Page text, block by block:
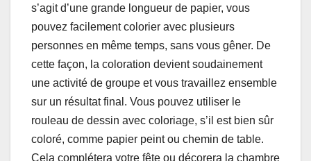
s’agit d’une grande longueur de papier, vous
pouvez facilement colorier avec plusieurs
personnes en même temps, sans vous gêner. De
cette façon, la coloration devient soudainement
une activité de groupe et vous travaillez ensemble
sur un résultat final. Vous pouvez utiliser le
rouleau de dessin avec coloriage, s’il est bien sûr
coloré, comme papier peint ou chemin de table.
Cela complétera votre fête ou décorera la chambre